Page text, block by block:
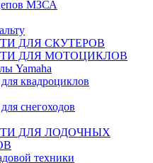
МЗСА
ДЛЯ СКУТЕРОВ
ДЛЯ МОТОЦИКЛОВ
Yamaha
квадроциклов
снегоходов
ДЛЯ ЛОДОЧНЫХ
техники